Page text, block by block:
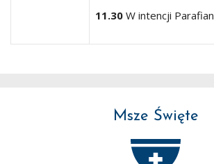
11.30 W intencji Parafian
Msze Święte